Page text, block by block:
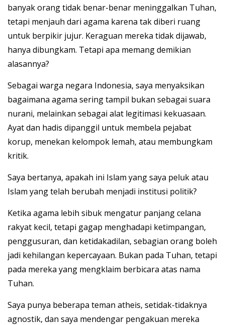
banyak orang tidak benar-benar meninggalkan Tuhan,
tetapi menjauh dari agama karena tak diberi ruang
untuk berpikir jujur. Keraguan mereka tidak dijawab,
hanya dibungkam. Tetapi apa memang demikian
alasannya?
Sebagai warga negara Indonesia, saya menyaksikan
bagaimana agama sering tampil bukan sebagai suara
nurani, melainkan sebagai alat legitimasi kekuasaan.
Ayat dan hadis dipanggil untuk membela pejabat
korup, menekan kelompok lemah, atau membungkam
kritik.
Saya bertanya, apakah ini Islam yang saya peluk atau
Islam yang telah berubah menjadi institusi politik?
Ketika agama lebih sibuk mengatur panjang celana
rakyat kecil, tetapi gagap menghadapi ketimpangan,
penggusuran, dan ketidakadilan, sebagian orang boleh
jadi kehilangan kepercayaan. Bukan pada Tuhan, tetapi
pada mereka yang mengklaim berbicara atas nama
Tuhan.
Saya punya beberapa teman atheis, setidak-tidaknya
agnostik, dan saya mendengar pengakuan mereka